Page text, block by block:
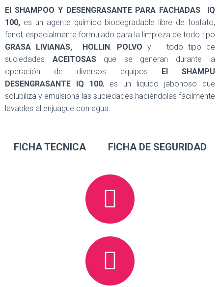
V
E
I
N
El SHAMPOO Y DESENGRASANTE PARA FACHADAS IQ
100, es un agente químico biodegradable libre de fosfato,
fenol, especialmente formulado para la limpieza de todo tipo
GRASA LIVIANAS,
HOLLIN. POLVO y todo tipo de
suciedades ACEITOSASque se generan durante la
operación de diversos equipos El SHAMPU
DESENGRASANTE IQ 100, es un liquido jabonoso que
solubiliza y emulsiona las suciedades haciéndolas fácilmente
lavables al enjuague con agua.
FICHA TECNICA FICHA DE SEGURIDAD